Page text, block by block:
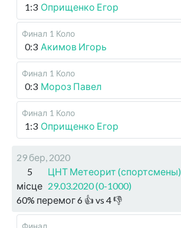
1:3 Оприщенко Егор
Финал 1 Коло
0:3 Акимов Игорь
Финал 1 Коло
0:3 Мороз Павел
Финал 1 Коло
1:3 Оприщенко Егор
29 бер, 2020
5
місце
ЦНТ Метеорит (спортсмены)
29.03.2020 (0-1000)
60% перемог6 👍 vs 4👎